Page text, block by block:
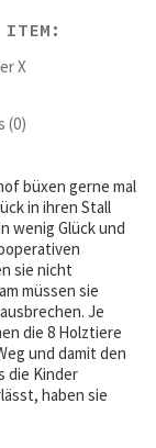
ITEM:
X
(0)
büxen gerne mal
in ihren Stall
wenig Glück und
sie nicht
müssen sie
Je
die 8 Holztiere
und damit den
die Kinder
haben sie